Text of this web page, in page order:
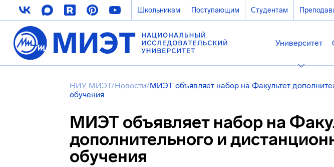
Школьникам Поступающим Студентам
Университет
НИУ МИЭТ/Новости/МИЭТ объявляет набор на Факультет
обучения
МИЭТ объявляет набор на
дополнительного и
обучения